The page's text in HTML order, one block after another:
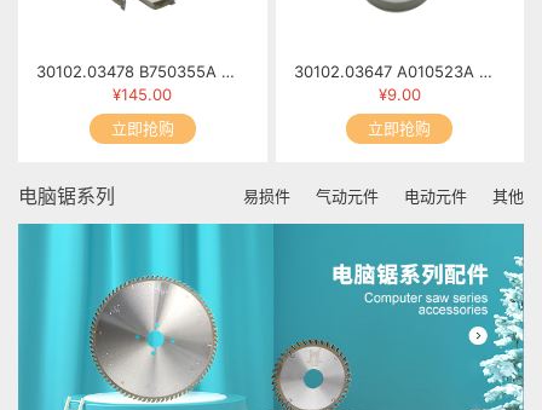
30102.03478 B750355A 修边小刀(2) 6T×φ69×13×φ16 R2
¥145.00
立即抢购
30102.03647 A010523A 胶轮 MFB60-0523
¥9.00
立即抢购
电脑锯系列 易损件 气动元件 电动元件 其他